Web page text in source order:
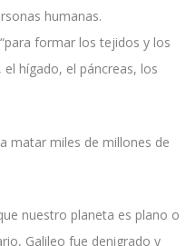
humanas.
formar los tejidos y los
hígado, el páncreas, los
matar miles de millones de
nuestro planeta es plano o
Galileo fue denigrado y